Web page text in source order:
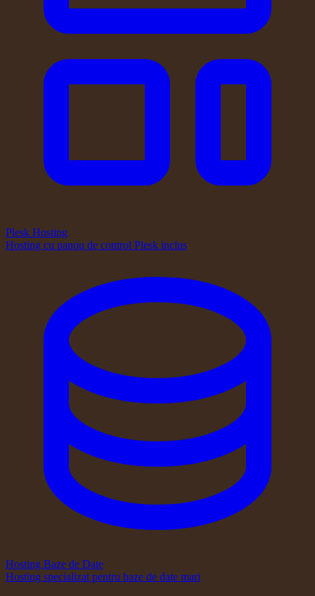
Plesk Hosting
Hosting cu panou de control Plesk inclus
Hosting Baze de Date
Hosting specializat pentru baze de date mari